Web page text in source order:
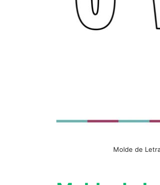
Molde de